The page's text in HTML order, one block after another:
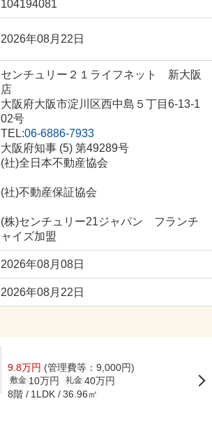
104194081
2026年08月22日
センチュリー２１ライフネット 新大阪
店
大阪府大阪市淀川区西中島５丁目6-13-1
02号
TEL:06-6886-7933
大阪府知事 (5) 第49289号
(社)全日本不動産協会
(社)不動産保証協会
(株)センチュリー21ジャパン フランチ
ャイズ加盟
2026年08月08日
2026年08月22日
9.8万円 (管理費等：9,000円)
敷金 10万円 礼金 40万円
8階 1LDK 36.96㎡